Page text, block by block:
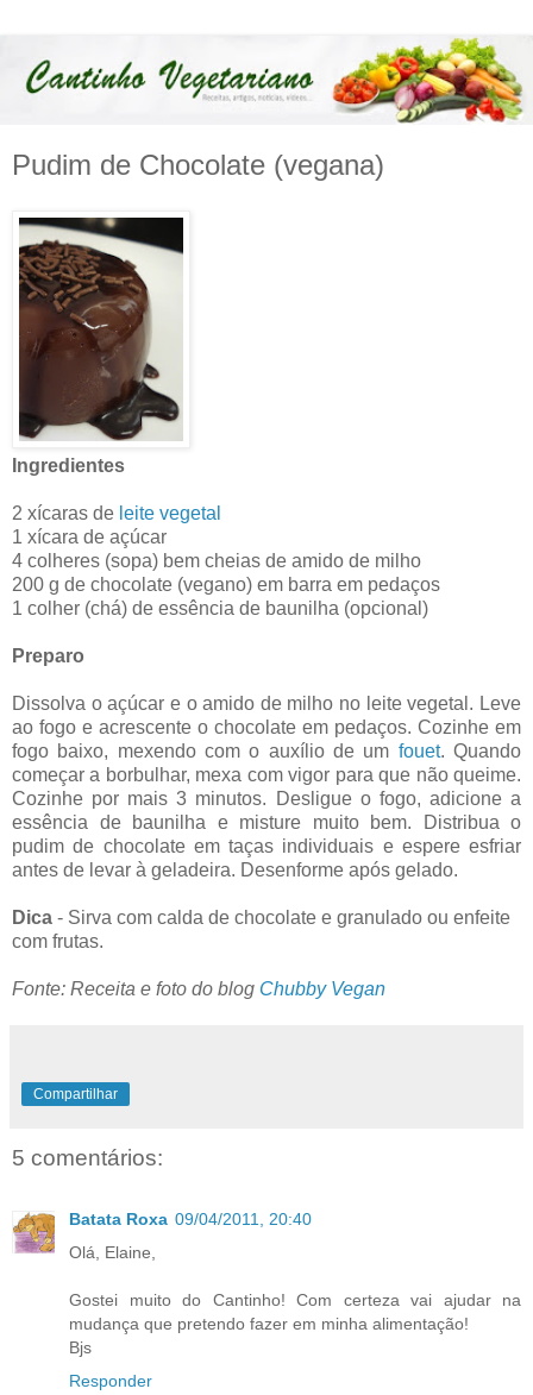
Pudim de Chocolate (vegana)
Ingredientes
2 xícaras de leite vegetal
1 xícara de açúcar
4 colheres (sopa) bem cheias de amido de milho
200 g de chocolate (vegano) em barra em pedaços
1 colher (chá) de essência de baunilha (opcional)
Preparo
Dissolva o açúcar e o amido de milho no leite vegetal. Leve
ao fogo e acrescente o chocolate em pedaços. Cozinhe em
fogo baixo, mexendo com o auxílio de um fouet. Quando
começar a borbulhar, mexa com vigor para que não queime.
Cozinhe por mais 3 minutos. Desligue o fogo, adicione a
essência de baunilha e misture muito bem. Distribua o
pudim de chocolate em taças individuais e espere esfriar
antes de levar à geladeira. Desenforme após gelado.
Dica - Sirva com calda de chocolate e granulado ou enfeite
com frutas.
Fonte: Receita e foto do blog Chubby Vegan
Compartilhar
5 comentários:
Batata Roxa 09/04/2011, 20:40
Olá, Elaine,
Gostei muito do Cantinho! Com certeza vai ajudar na
mudança que pretendo fazer em minha alimentação!
Bjs
Responder